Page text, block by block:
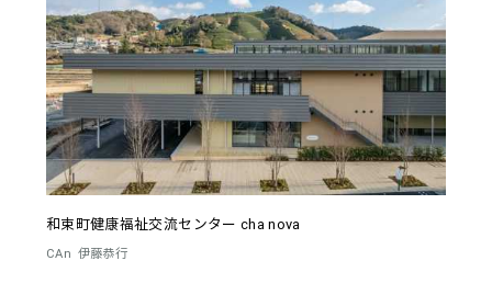
和束町健康福祉交流センター cha nova
CAn 伊藤恭行